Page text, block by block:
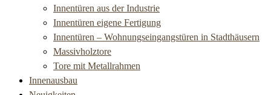
Innentüren aus der Industrie
Innentüren eigene Fertigung
Innentüren – Wohnungseingangstüren in Stadthäusern
Massivholztore
Tore mit Metallrahmen
Innenausbau